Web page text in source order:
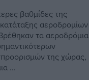
βαθμίδες της
αεροδρομίων
τα αεροδρόμια
προορισμών της χώρας,
...